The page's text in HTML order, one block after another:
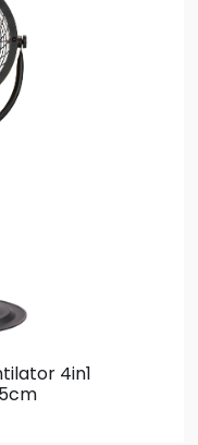
4in1